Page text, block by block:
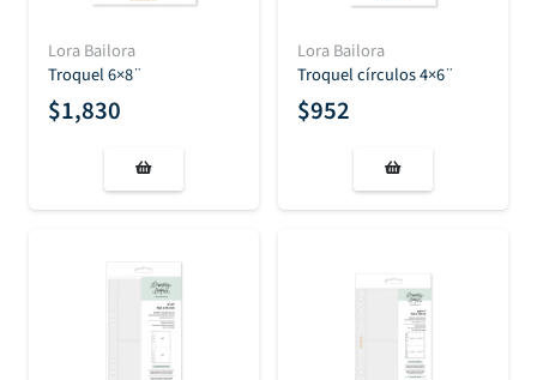
Lora Bailora
Troquel 6×8¨
$1,830
Lora Bailora
Troquel círculos 4×6¨
$952